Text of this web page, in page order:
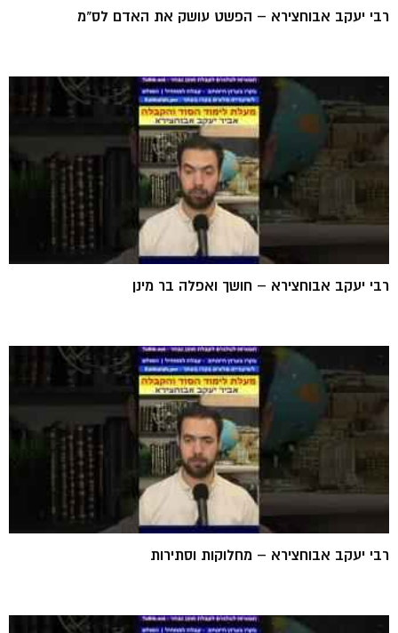
רבי יעקב אבוחצירא – הפשט עושק את האדם לס"מ
רבי יעקב אבוחצירא – חושך ואפלה בר מינן
רבי יעקב אבוחצירא – מחלוקות וסתירות